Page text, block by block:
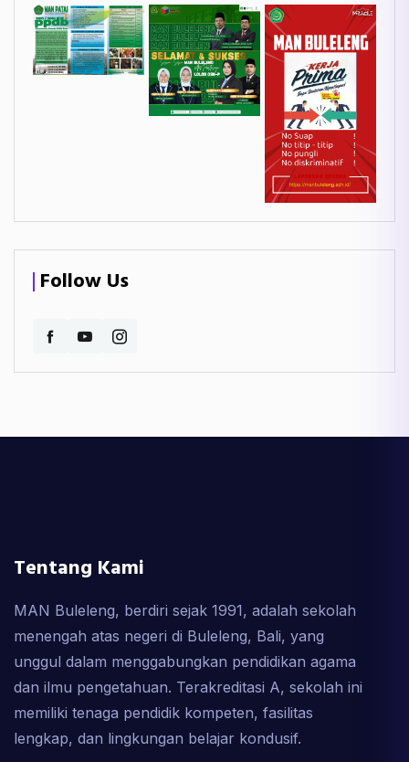
Follow Us
Tentang Kami
MAN Buleleng, berdiri sejak 1991, adalah sekolah
menengah atas negeri di Buleleng, Bali, yang
unggul dalam menggabungkan pendidikan agama
dan ilmu pengetahuan. Terakreditasi A, sekolah ini
memiliki tenaga pendidik kompeten, fasilitas
lengkap, dan lingkungan belajar kondusif.